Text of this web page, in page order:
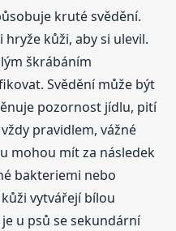
kruté svědění.
kůži, aby si ulevil.
škrábáním
Svědění může být
pozornost jídlu, pití
pravidlem, vážné
u mohou mít za následek
bakteriemi nebo
vytvářejí bílou
u psů se sekundární